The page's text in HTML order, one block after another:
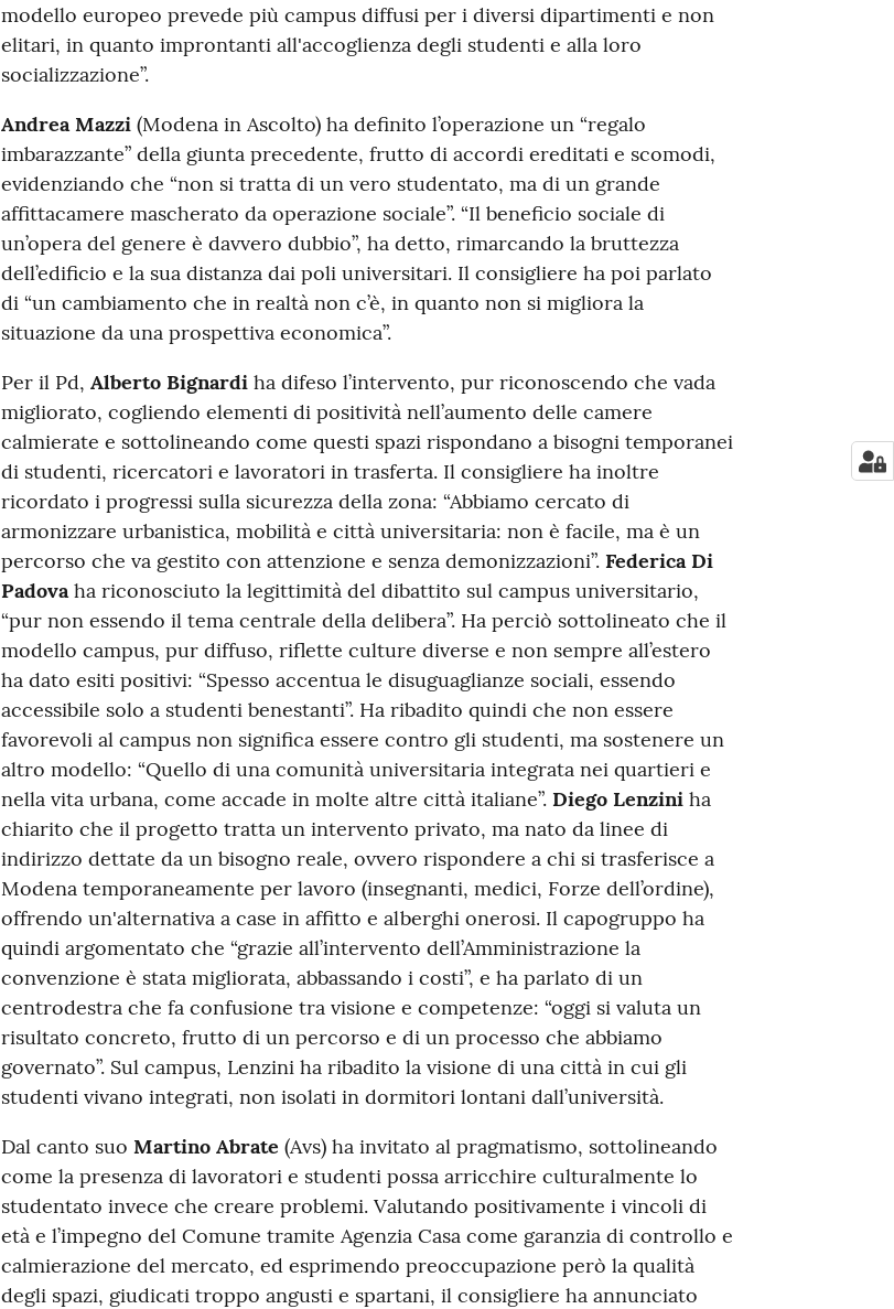
modello europeo prevede più campus diffusi per i diversi dipartimenti e non
elitari, in quanto improntanti all'accoglienza degli studenti e alla loro
socializzazione”.
Andrea Mazzi (Modena in Ascolto) ha definito l’operazione un “regalo
imbarazzante” della giunta precedente, frutto di accordi ereditati e scomodi,
evidenziando che “non si tratta di un vero studentato, ma di un grande
affittacamere mascherato da operazione sociale”. “Il beneficio sociale di
un’opera del genere è davvero dubbio”, ha detto, rimarcando la bruttezza
dell’edificio e la sua distanza dai poli universitari. Il consigliere ha poi parlato
di “un cambiamento che in realtà non c’è, in quanto non si migliora la
situazione da una prospettiva economica”.
Per il Pd, Alberto Bignardi ha difeso l’intervento, pur riconoscendo che vada
migliorato, cogliendo elementi di positività nell’aumento delle camere
calmierate e sottolineando come questi spazi rispondano a bisogni temporanei
di studenti, ricercatori e lavoratori in trasferta. Il consigliere ha inoltre
ricordato i progressi sulla sicurezza della zona: “Abbiamo cercato di
armonizzare urbanistica, mobilità e città universitaria: non è facile, ma è un
percorso che va gestito con attenzione e senza demonizzazioni”. Federica Di
Padovaha riconosciuto la legittimità del dibattito sul campus universitario,
“pur non essendo il tema centrale della delibera”. Ha perciò sottolineato che il
modello campus, pur diffuso, riflette culture diverse e non sempre all’estero
ha dato esiti positivi: “Spesso accentua le disuguaglianze sociali, essendo
accessibile solo a studenti benestanti”. Ha ribadito quindi che non essere
favorevoli al campus non significa essere contro gli studenti, ma sostenere un
altro modello: “Quello di una comunità universitaria integrata nei quartieri e
nella vita urbana, come accade in molte altre città italiane”. Diego Lenzini ha
chiarito che il progetto tratta un intervento privato, ma nato da linee di
indirizzo dettate da un bisogno reale, ovvero rispondere a chi si trasferisce a
Modena temporaneamente per lavoro (insegnanti, medici, Forze dell’ordine),
offrendo un'alternativa a case in affitto e alberghi onerosi. Il capogruppo ha
quindi argomentato che “grazie all’intervento dell’Amministrazione la
convenzione è stata migliorata, abbassando i costi”, e ha parlato di un
centrodestra che fa confusione tra visione e competenze: “oggi si valuta un
risultato concreto, frutto di un percorso e di un processo che abbiamo
governato”. Sul campus, Lenzini ha ribadito la visione di una città in cui gli
studenti vivano integrati, non isolati in dormitori lontani dall’università.
Dal canto suo Martino Abrate (Avs) ha invitato al pragmatismo, sottolineando
come la presenza di lavoratori e studenti possa arricchire culturalmente lo
studentato invece che creare problemi. Valutando positivamente i vincoli di
età e l’impegno del Comune tramite Agenzia Casa come garanzia di controllo e
calmierazione del mercato, ed esprimendo preoccupazione però la qualità
degli spazi, giudicati troppo angusti e spartani, il consigliere ha annunciato